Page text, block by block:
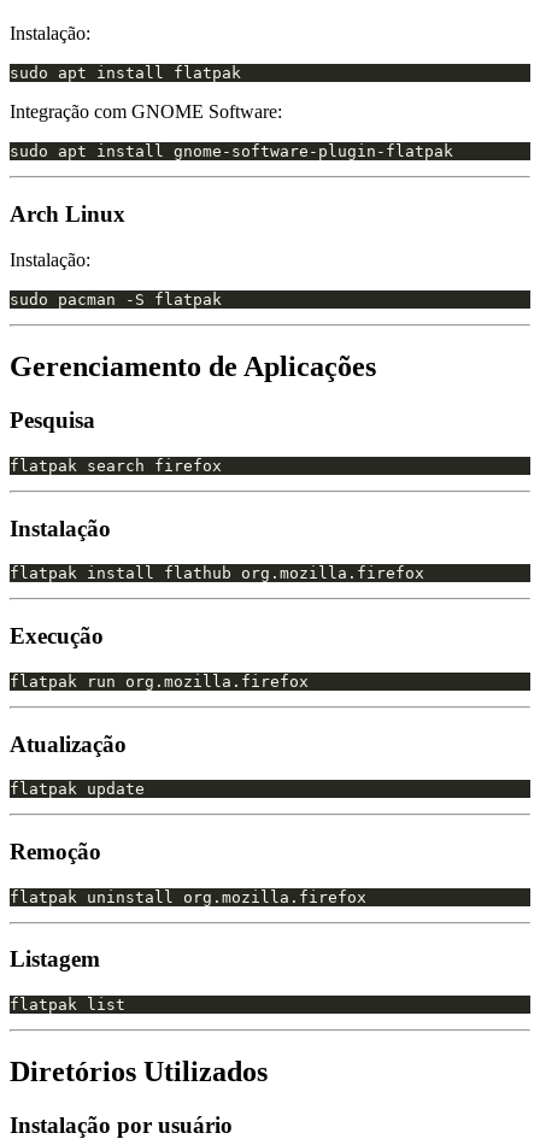
Instalação:
Integração com GNOME Software:
Arch Linux
Instalação:
Gerenciamento de Aplicações
Pesquisa
Instalação
Execução
Atualização
Remoção
Listagem
Diretórios Utilizados
Instalação por usuário